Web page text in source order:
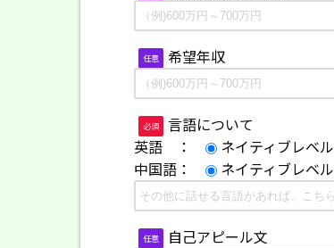
任意 希望年収
必須
言語について
英語 ：
ネイティブレベル
中国語：
ネイティブレベル
任意 自己アピール文